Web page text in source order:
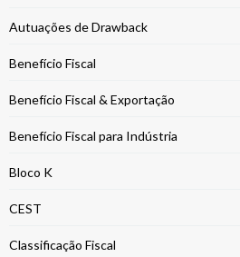
Autuações de Drawback
Benefício Fiscal
Benefício Fiscal & Exportação
Benefício Fiscal para Indústria
Bloco K
CEST
Classificação Fiscal